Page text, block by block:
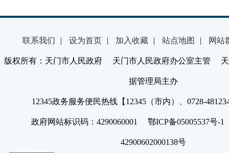
联系我们 | 设为首页 | 加入收藏 | 站点地图 | 网站
版权所有：天门市人民政府 天门市人民政府办公室主管 天
据管理局主办
12345政务服务便民热线【12345（市内）、0728-
政府网站标识码：4290060001 鄂ICP备05005537号
42900602000138号